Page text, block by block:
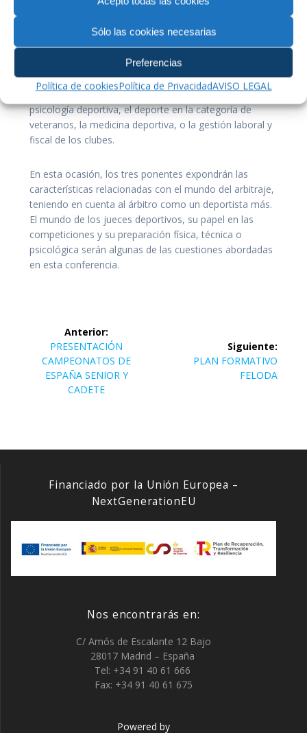
Sólo las cookies necesarias
Preferencias
Política de cookiesPolítica de PrivacidadAVISO LEGAL
Hasta el momento, las temáticas han contemplado las
problemáticas relacionadas con los padres de los
deportistas más jóvenes, los educadores deportivos,
las lesiones más usuales en la práctica competitiva, la
psicología deportiva, el deporte en la categoría de
veteranos, la medicina deportiva, o la gestión laboral y
fiscal de los clubes.
En esta ocasión, los tres ponentes expondrán las
características relacionadas con el mundo del arbitraje,
teniendo en cuenta al árbitro como un deportista más.
El mundo de los jueces deportivos, su papel en las
competiciones y su preparación física, técnica o
psicológica serán algunas de las cuestiones abordadas
en esta conferencia.
Navegación
entradas
Anterior:
Entrada
anterior:
PRESENTACIÓN
CAMPEONATOS DE
ESPAÑA SENIOR Y
CADETE
Siguiente:
Siguiente
PLAN FORMATIVO
FELODA
Financiado por la Unión Europea –
NextGenerationEU
Nos encontrarás en:
C/ Amós de Escalante 12 Bajo
28017 Madrid – España
Tel: +34 91 40 61 666
Fax: +34 91 40 61 675
Powered by